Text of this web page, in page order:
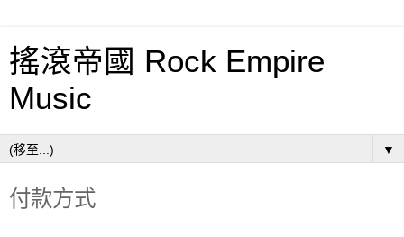
搖滾帝國 Rock Empire
Music
▼
付款方式